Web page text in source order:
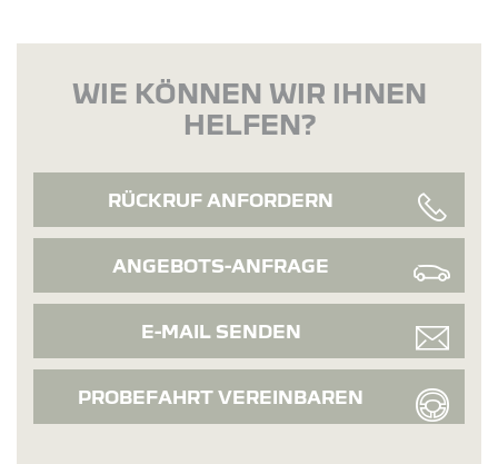
WIE KÖNNEN WIR IHNEN
HELFEN?
RÜCKRUF ANFORDERN
ANGEBOTS-ANFRAGE
E-MAIL SENDEN
PROBEFAHRT VEREINBAREN